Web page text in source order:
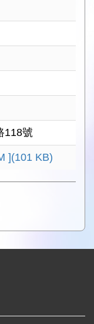
118號
](101 KB)